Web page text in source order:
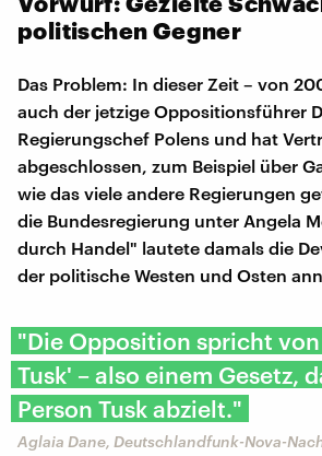
politischen Gegner
Das Problem: In dieser Zeit – von
auch der jetzige Oppositionsführer
Regierungschef Polens und hat
abgeschlossen, zum Beispiel über
wie das viele andere Regierungen
die Bundesregierung unter Angela
durch Handel" lautete damals die
der politische Westen und Osten
"Die Opposition spricht
Tusk' – also einem Gesetz,
Person Tusk abzielt."
Aglaia Dane, Deutschlandfunk-Nova-